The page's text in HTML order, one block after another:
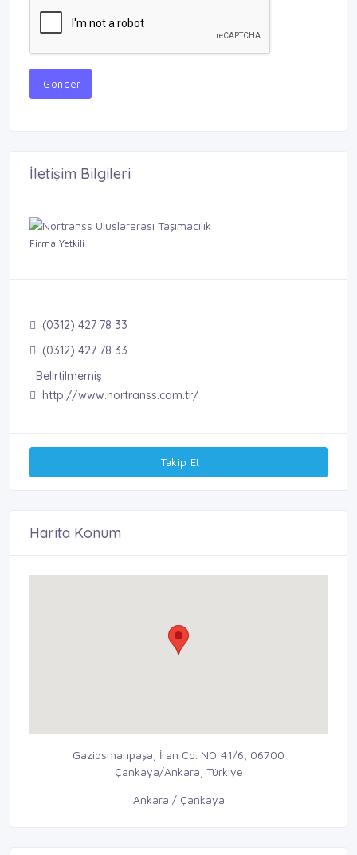
Gönder
İletişim Bilgileri
Firma Yetkili
(0312) 427 78 33
(0312) 427 78 33
Belirtilmemiş
http://www.nortranss.com.tr/
Takip Et
Harita Konum
Gaziosmanpaşa, İran Cd. NO:41/6, 06700
Çankaya/Ankara, Türkiye
Ankara / Çankaya